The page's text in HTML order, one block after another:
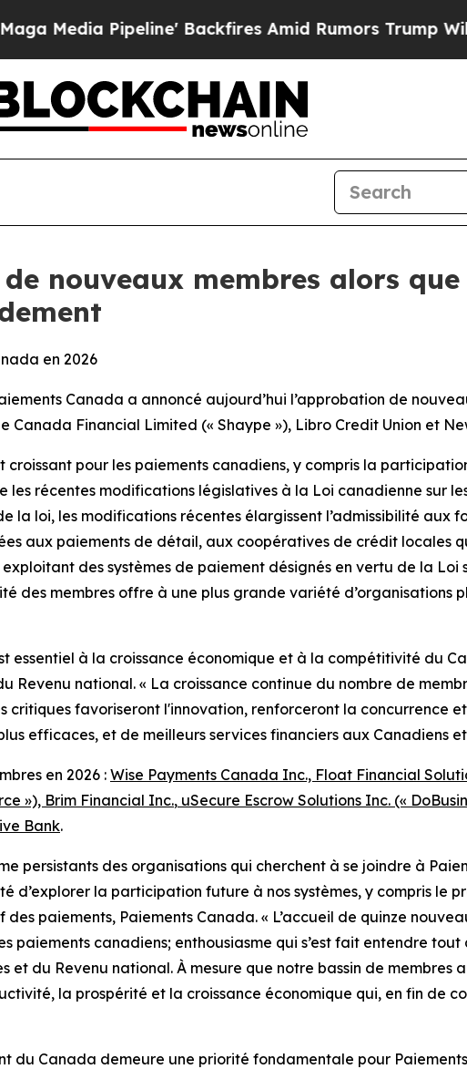
Pipeline' Backfires Amid Rumors Trump Will cut Pirro
nouveaux membres alors
en 2026
Canada a annoncé aujourd’hui l’approbation de
Canada Financial Limited (« Shaype »), Libro Credit Union et
pour les paiements canadiens, y compris la
récentes modifications législatives à la Loi canadienne sur
la loi, les modifications récentes élargissent l’admissibilité aux
aux paiements de détail, aux coopératives de crédit locales
des systèmes de paiement désignés en vertu de la Loi
des membres offre à une plus grande variété d’organisations
essentiel à la croissance économique et à la compétitivité du
Revenu national. « La croissance continue du nombre de
critiques favoriseront l'innovation, renforceront la concurrence
efficaces, et de meilleurs services financiers aux Canadiens
en 2026 : Wise Payments Canada Inc., Float Financial
»), Brim Financial Inc., uSecure Escrow Solutions Inc. («
Bank.
persistants des organisations qui cherchent à se joindre à
d’explorer la participation future à nos systèmes, y compris le
paiements, Paiements Canada. « L’accueil de quinze
paiements canadiens; enthousiasme qui s’est fait entendre
et du Revenu national. À mesure que notre bassin de membres
la prospérité et la croissance économique qui, en fin de
du Canada demeure une priorité fondamentale pour